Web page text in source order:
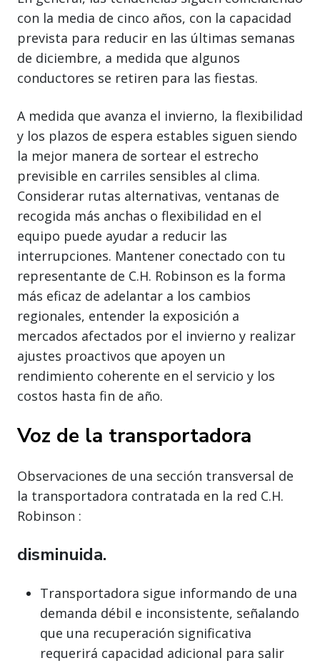
con la media de cinco años, con la capacidad
prevista para reducir en las últimas semanas
de diciembre, a medida que algunos
conductores se retiren para las fiestas.
A medida que avanza el invierno, la flexibilidad
y los plazos de espera estables siguen siendo
la mejor manera de sortear el estrecho
previsible en carriles sensibles al clima.
Considerar rutas alternativas, ventanas de
recogida más anchas o flexibilidad en el
equipo puede ayudar a reducir las
interrupciones. Mantener conectado con tu
representante de C.H. Robinson es la forma
más eficaz de adelantar a los cambios
regionales, entender la exposición a
mercados afectados por el invierno y realizar
ajustes proactivos que apoyen un
rendimiento coherente en el servicio y los
costos hasta fin de año.
Voz de la transportadora
Observaciones de una sección transversal de
la transportadora contratada en la red C.H.
Robinson :
disminuida.
Transportadora sigue informando de una
demanda débil e inconsistente, señalando
que una recuperación significativa
requerirá capacidad adicional para salir